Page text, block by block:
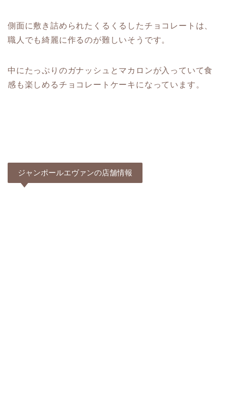
側面に敷き詰められたくるくるしたチョコレートは、
職人でも綺麗に作るのが難しいそうです。
中にたっぷりのガナッシュとマカロンが入っていて食
感も楽しめるチョコレートケーキになっています。
ジャンポールエヴァンの店舗情報